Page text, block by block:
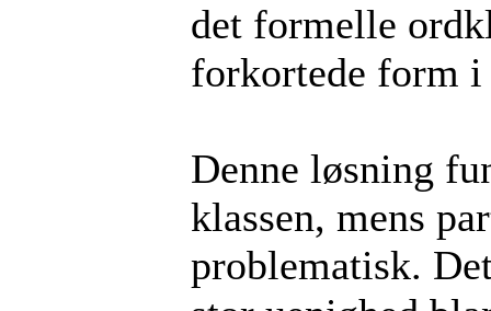
det formelle
forkortede form i
Denne løsning
klassen, mens
problematisk.